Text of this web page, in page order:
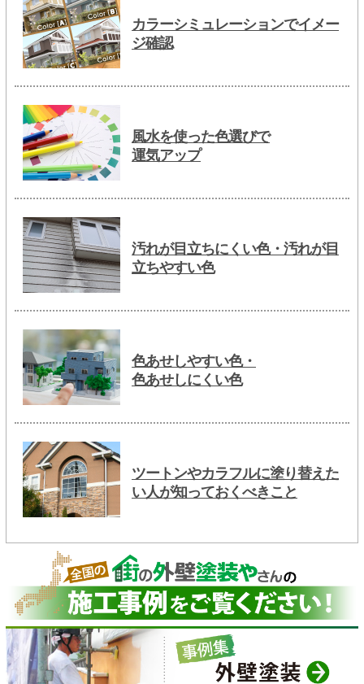
カラーシミュレーションでイメー
ジ確認
風水を使った色選びで
運気アップ
汚れが目立ちにくい色・汚れが目
立ちやすい色
色あせしやすい色・
色あせしにくい色
ツートンやカラフルに塗り替えた
い人が知っておくべきこと